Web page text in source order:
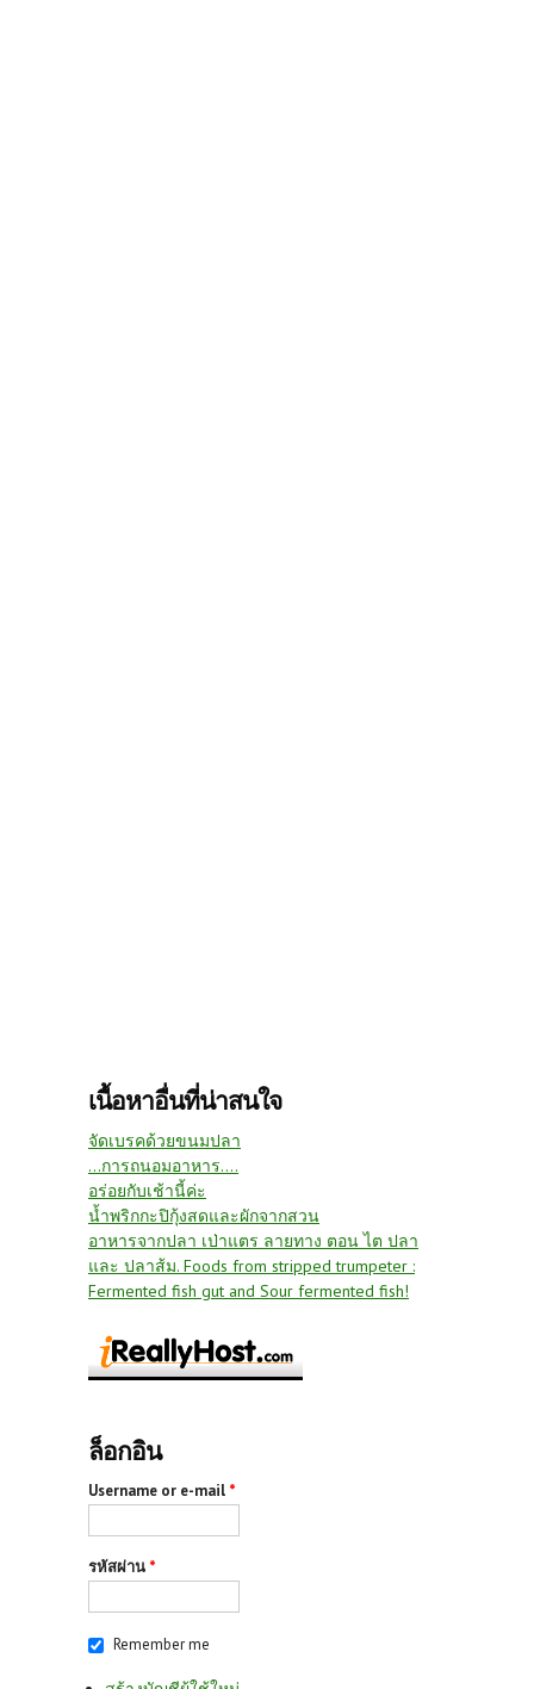
เนื้อหาอื่นที่น่าสนใจ
จัดเบรคด้วยขนมปลา
...การถนอมอาหาร....
อร่อยกับเช้านี้ค่ะ
น้ำพริกกะปิกุ้งสดและผักจากสวน
อาหารจากปลา เป่าแตร ลายทาง ตอน ไต ปลา
และ ปลาส้ม. Foods from stripped trumpeter :
Fermented fish gut and Sour fermented fish!
ล็อกอิน
Username or e-mail *
รหัสผ่าน *
Remember me